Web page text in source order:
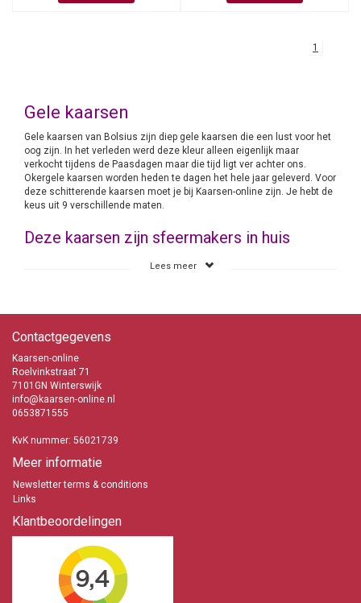
1
Gele kaarsen
Gele kaarsen van Bolsius zijn diep gele kaarsen die een lust voor het
oog zijn. In het verleden werd deze kleur alleen eigenlijk maar
verkocht tijdens de Paasdagen maar die tijd ligt ver achter ons.
Okergele kaarsen worden heden te dagen het hele jaar geleverd. Voor
deze schitterende kaarsen moet je bij Kaarsen-online zijn. Je hebt de
keus uit 9 verschillende maten.
Deze kaarsen zijn sfeermakers in huis
Gele kaarsen zet je bij voorkeur op diverse plaatsen in huis neer. Het
hoeft helemaal niet meer de deur uit om de sfeer en de gezelligheid
kaarsen van Bolsius.
Bolsius Gele kaarsen
Trendy kleur
Snelle levering
Lage verzendkosten
Voor sfeer en gezelligheid in huis
info@kaarsen-online.nl
0653871555
Lees meer
Contactgegevens
Kaarsen-online
Roelvinkstraat 71
7101GN Winterswijk
info@kaarsen-online.nl
0653871555
KvK nummer: 56021739
Meer informatie
Newsletter terms & conditions
Links
Klantbeoordelingen